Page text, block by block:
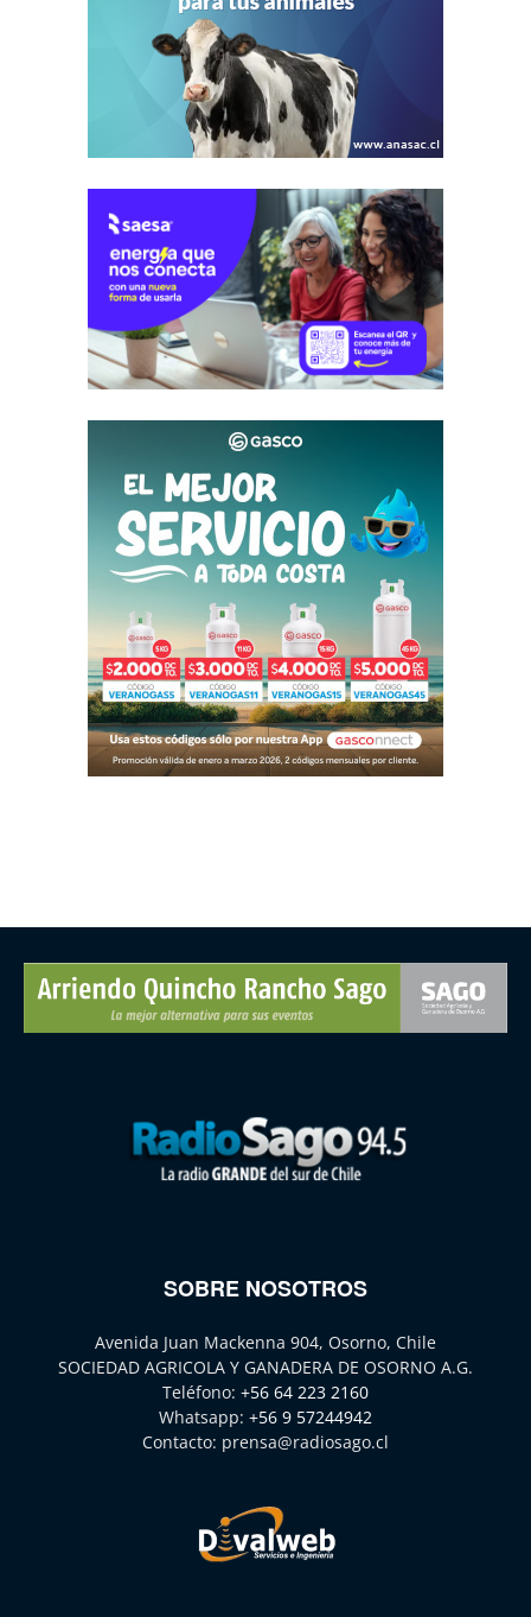
SOBRE NOSOTROS
Avenida Juan Mackenna 904, Osorno, Chile
SOCIEDAD AGRICOLA Y GANADERA DE OSORNO A.G.
Teléfono: +56 64 223 2160
Whatsapp: +56 9 57244942
Contacto: prensa@radiosago.cl